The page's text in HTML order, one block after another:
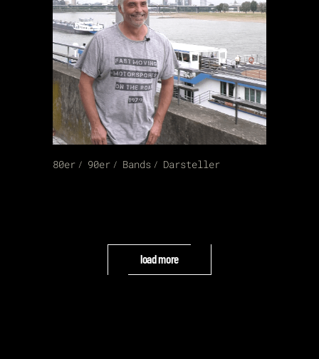
80er 90er Bands Darsteller
load more